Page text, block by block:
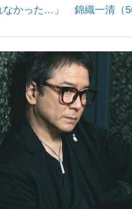
士が明かすトク... 「キオクシ
なかった…」 錦織一清（